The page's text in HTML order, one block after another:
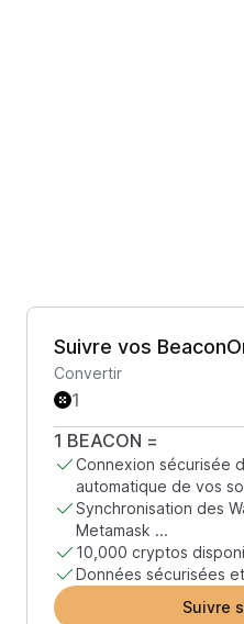
Suivre vos
Convertir
1 BEACON =
Connexion sécurisée
automatique de vos
Synchronisation des
Metamask ...
10,000 cryptos
Données sécurisées
Suivre